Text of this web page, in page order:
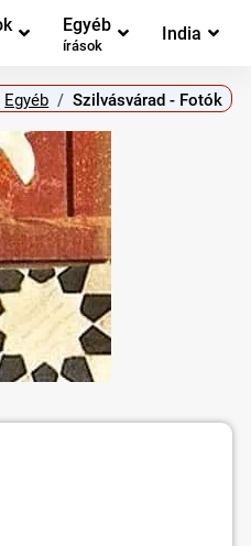
Egyéb
írások
India
Egyéb Szilvásvárad - Fotók